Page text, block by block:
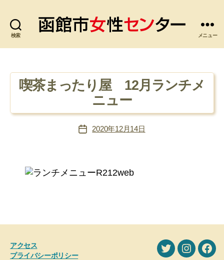
検索
館
女
セ
ン
タ
ー
メニュー
喫茶まったり屋 12月ランチメ
ニュー
投
2020年12月14日
アクセス
プライバシーポリシー
X